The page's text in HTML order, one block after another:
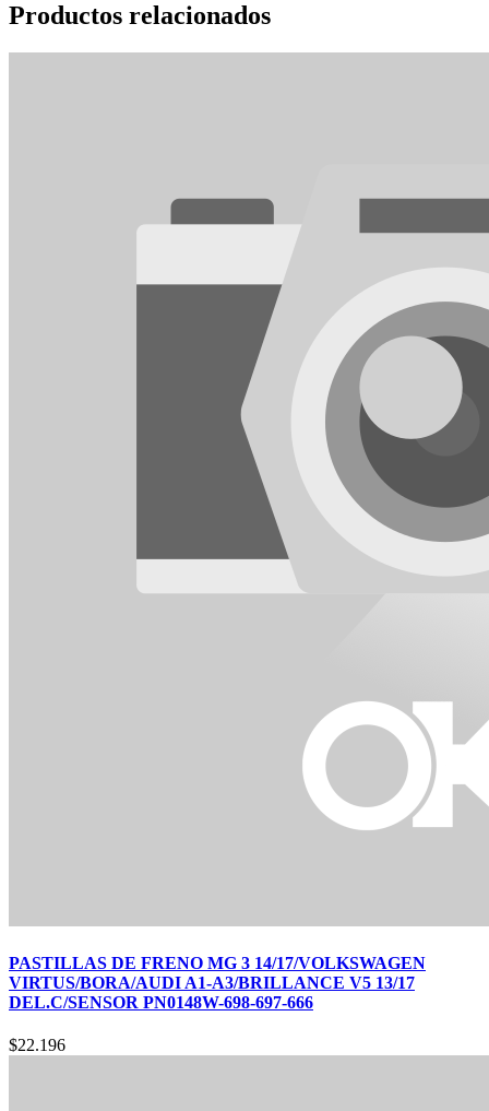
Productos relacionados
PASTILLAS DE FRENO MG 3 14/17/VOLKSWAGEN
VIRTUS/BORA/AUDI A1-A3/BRILLANCE V5 13/17
DEL.C/SENSOR PN0148W-698-697-666
$22.196